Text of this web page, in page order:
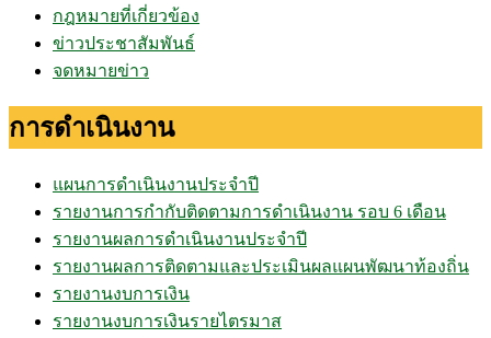
กฎหมายที่เกี่ยวข้อง
ข่าวประชาสัมพันธ์
จดหมายข่าว
การดำเนินงาน
แผนการดำเนินงานประจำปี
รายงานการกำกับติดตามการดำเนินงาน รอบ 6 เดือน
รายงานผลการดำเนินงานประจำปี
รายงานผลการติดตามและประเมินผลแผนพัฒนาท้องถิ่น
รายงานงบการเงิน
รายงานงบการเงินรายไตรมาส